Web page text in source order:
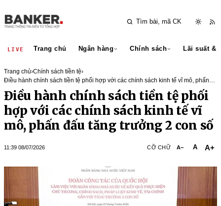
LIVE Trang chủ Ngân hàng Chính sách Lãi suất &
Trang chủ›Chính sách tiền tệ›
Điều hành chính sách tiền tệ phối hợp với các chính sách kinh tế vĩ mô, phấn
đấu tăng trưởng 2 con số
Điều hành chính sách tiền tệ phối
hợp với các chính sách kinh tế vĩ
mô, phấn đấu tăng trưởng 2 con số
11:39 08/07/2026 CỠ CHỮ A− A A+